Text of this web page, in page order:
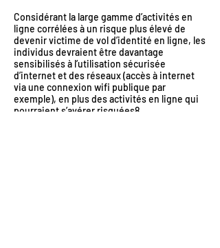
Considérant la large gamme d’activités en
ligne corrélées à un risque plus élevé de
devenir victime de vol d’identité en ligne, les
individus devraient être davantage
sensibilisés à l’utilisation sécurisée
d’internet et des réseaux (accès à internet
via une connexion wifi publique par
exemple), en plus des activités en ligne qui
pourraient s’avérer risquées8